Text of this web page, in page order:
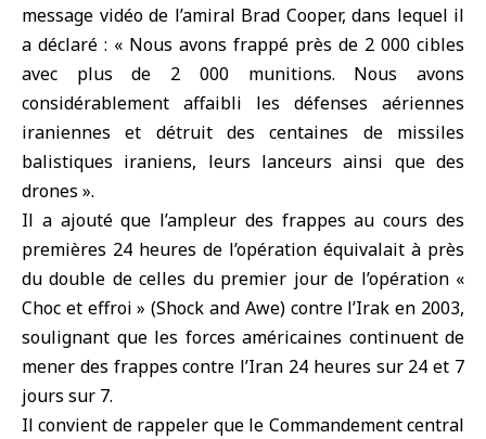
message vidéo de l’amiral Brad Cooper, dans lequel il
a déclaré : « Nous avons frappé près de 2 000 cibles
avec plus de 2 000 munitions. Nous avons
considérablement affaibli les défenses aériennes
iraniennes et détruit des centaines de missiles
balistiques iraniens, leurs lanceurs ainsi que des
drones ».
Il a ajouté que l’ampleur des frappes au cours des
premières 24 heures de l’opération équivalait à près
du double de celles du premier jour de l’opération «
Choc et effroi » (Shock and Awe) contre l’Irak en 2003,
soulignant que les forces américaines continuent de
mener des frappes contre l’Iran 24 heures sur 24 et 7
jours sur 7.
Il convient de rappeler que le Commandement central